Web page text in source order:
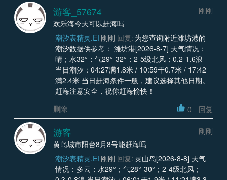
游客_57674
刚刚
欢乐海今天可以赶海吗
潮汐表精灵.EI 刚刚 回复: 为您查询附近潍坊港的
潮汐数据供参考： 潍坊港[2026-8-7] 天气情况：
晴；水32°；气29°-32°；2-5级北风；0.2-1.6浪
当日潮汐：04:27满1.8米 / 10:59干0.7米 / 17:42
满2.4米 当日赶海条件一般，建议选择其他日期。
赶海注意安全，祝你赶海愉快！
删除
0 回复
游客
刚刚
黄岛城市阳台8月8号能赶海吗
潮汐表精灵.EI 刚刚 回复: 灵山岛[2026-8-8] 天气
情况：多云；水29°；气28°-30°；2-4级北风；